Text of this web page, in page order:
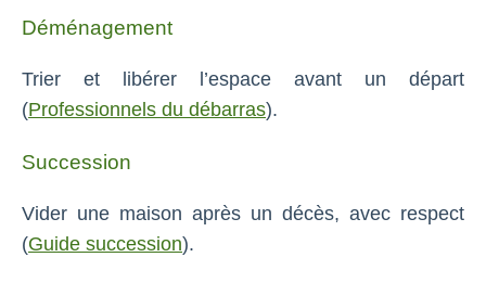
Déménagement
Trier et libérer l’espace avant un départ
(Professionnels du débarras).
Succession
Vider une maison après un décès, avec respect
(Guide succession).